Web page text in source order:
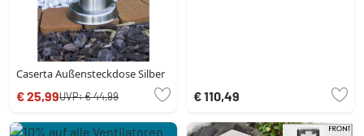
Caserta Außensteckdose Silber
€ 25,99UVP:€ 44,99 € 110,49